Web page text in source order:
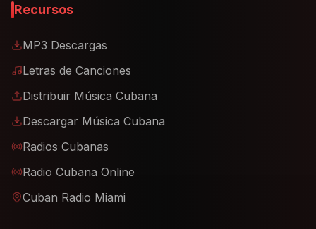
Recursos
MP3 Descargas
Letras de Canciones
Distribuir Música Cubana
Descargar Música Cubana
Radios Cubanas
Radio Cubana Online
Cuban Radio Miami